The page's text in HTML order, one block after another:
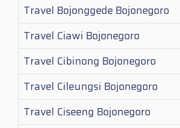
Travel Bojonggede Bojonegoro
Travel Ciawi Bojonegoro
Travel Cibinong Bojonegoro
Travel Cileungsi Bojonegoro
Travel Ciseeng Bojonegoro